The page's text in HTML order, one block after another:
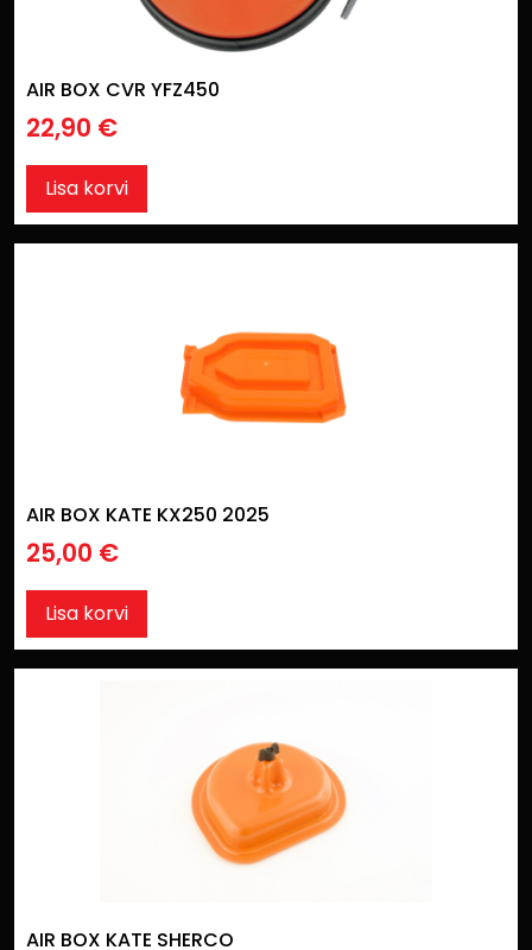
AIR BOX CVR YFZ450
22,90 €
Lisa korvi
AIR BOX KATE KX250 2025
25,00 €
Lisa korvi
AIR BOX KATE SHERCO